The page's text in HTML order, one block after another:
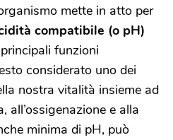
mette in atto per
compatibile (o pH)
funzioni
considerato uno dei
nostra vitalità insieme ad
all’ossigenazione e alla
minima di pH, può